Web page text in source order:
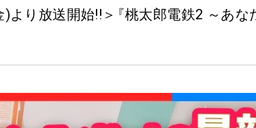
より放送開始!!＞『桃太郎電鉄2 ～あな